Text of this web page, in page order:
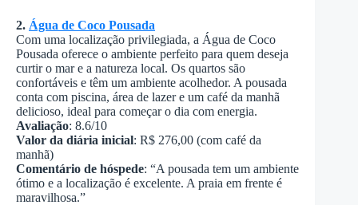
2. Água de Coco Pousada
Com uma localização privilegiada, a Água de Coco
Pousada oferece o ambiente perfeito para quem deseja
curtir o mar e a natureza local. Os quartos são
confortáveis e têm um ambiente acolhedor. A pousada
conta com piscina, área de lazer e um café da manhã
delicioso, ideal para começar o dia com energia.
Avaliação: 8.6/10
Valor da diária inicial: R$ 276,00 (com café da
manhã)
Comentário de hóspede: “A pousada tem um ambiente
ótimo e a localização é excelente. A praia em frente é
maravilhosa.”